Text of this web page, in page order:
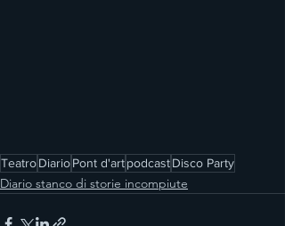
TeatroDiarioPont d'artpodcastDisco Party
Diario stanco di storie incompiute